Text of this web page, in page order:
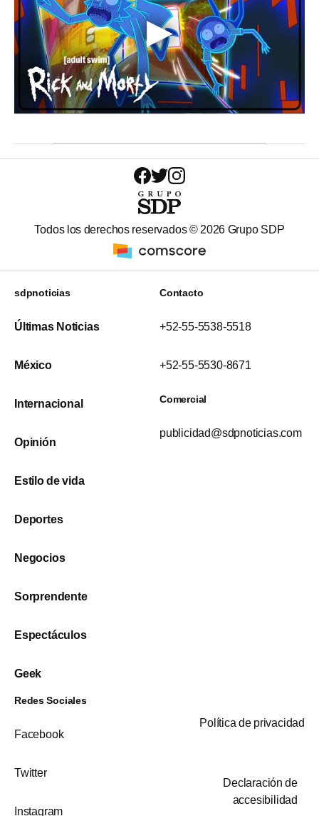
Todos los derechos reservados © 2026 Grupo SDP
sdpnoticias
Últimas Noticias
México
Internacional
Opinión
Estilo de vida
Deportes
Negocios
Sorprendente
Espectáculos
Geek
Contacto
+52-55-5538-5518
+52-55-5530-8671
Comercial
publicidad@sdpnoticias.com
Redes Sociales
Facebook
Twitter
Instagram
Política de privacidad
Declaración de
accesibilidad